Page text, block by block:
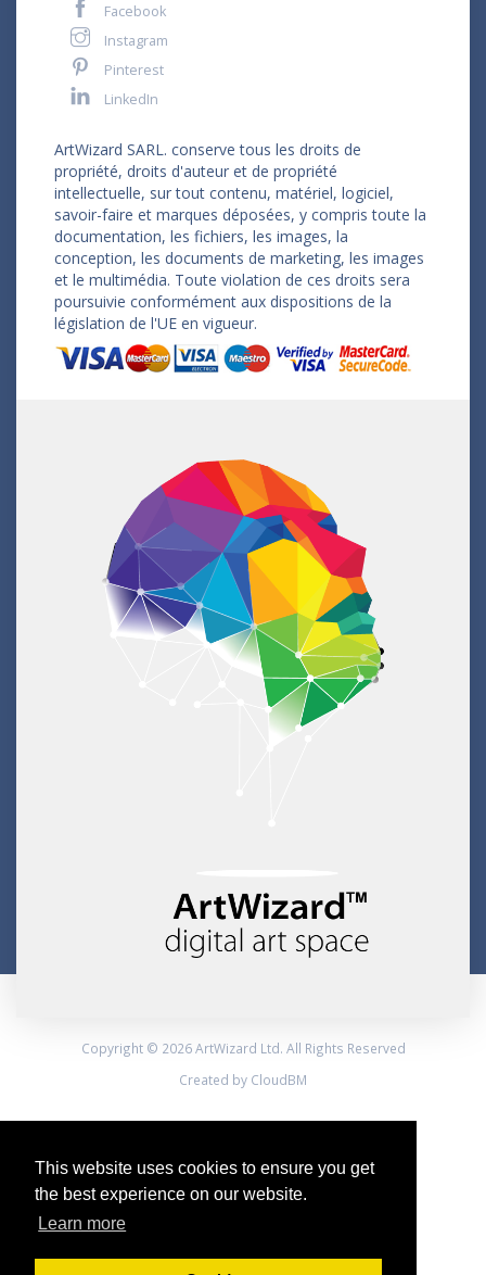
This website uses cookies to ensure you get
the best experience on our website.
Learn more
Facebook
Instagram
Pinterest
LinkedIn
ArtWizard SARL. conserve tous les droits de
propriété, droits d'auteur et de propriété
intellectuelle, sur tout contenu, matériel, logiciel,
savoir-faire et marques déposées, y compris toute la
documentation, les fichiers, les images, la
conception, les documents de marketing, les images
et le multimédia. Toute violation de ces droits sera
poursuivie conformément aux dispositions de la
législation de l'UE en vigueur.
Copyright © 2026 ArtWizard Ltd. All Rights Reserved
Created by CloudBM